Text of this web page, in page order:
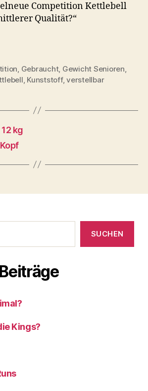
Competition Kettlebell
Qualität?“
, Gebraucht, Gewicht Senioren,
, Kunststoff,verstellbar
kg
SUCHEN
Kings?